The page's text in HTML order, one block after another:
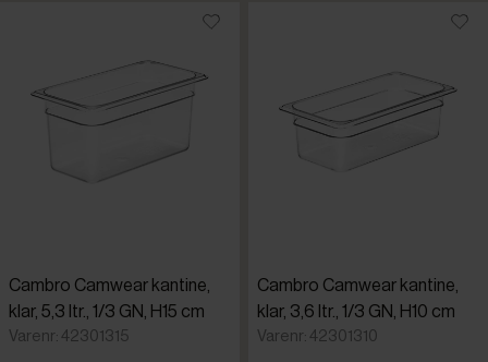
Cambro Camwear kantine,
klar, 5,3 ltr., 1/3 GN, H15 cm
Varenr: 42301315
Cambro Camwear kantine,
klar, 3,6 ltr., 1/3 GN, H10 cm
Varenr: 42301310